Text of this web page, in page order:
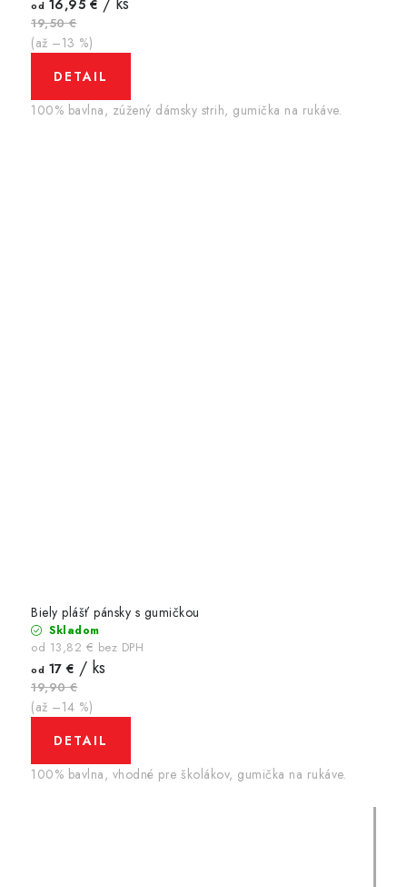
od 16,95 €
19,50 €
(až –13 %)
DETAIL
100% bavlna, zúžený dámsky strih, gumička na rukáve.
Biely plášť pánsky s gumičkou
Skladom
od 13,82 € bez DPH
od 17 € / ks
19,90 €
(až –14 %)
DETAIL
100% bavlna, vhodné pre školákov, gumička na rukáve.